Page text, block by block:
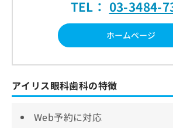
TEL： 03-3484-
ホームページ
アイリス眼科歯科の特徴
Web予約に対応